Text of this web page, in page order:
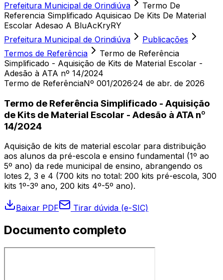
Prefeitura Municipal de Orindiúva
Termo De
Referencia Simplificado Aquisicao De Kits De Material
Escolar Adesao A BluAcKryRY
Prefeitura Municipal de Orindiúva
Publicações
Termos de Referência
Termo de Referência
Simplificado - Aquisição de Kits de Material Escolar -
Adesão à ATA nº 14/2024
Termo de ReferênciaNº 001/2026·24 de abr. de 2026
Termo de Referência Simplificado - Aquisição
de Kits de Material Escolar - Adesão à ATA nº
14/2024
Aquisição de kits de material escolar para distribuição
aos alunos da pré-escola e ensino fundamental (1º ao
5º ano) da rede municipal de ensino, abrangendo os
lotes 2, 3 e 4 (700 kits no total: 200 kits pré-escola, 300
kits 1º-3º ano, 200 kits 4º-5º ano).
Baixar PDF Tirar dúvida (e-SIC)
Documento completo